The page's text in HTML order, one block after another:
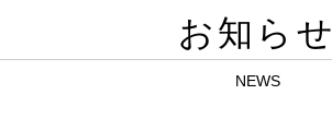
お知らせ
NEWS